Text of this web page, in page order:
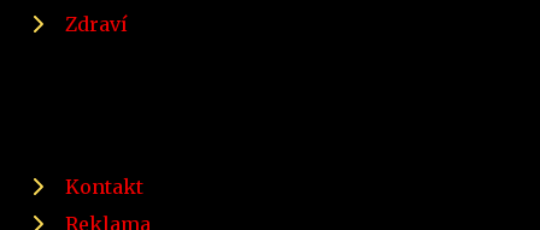
Zdraví
Kontakt
Reklama